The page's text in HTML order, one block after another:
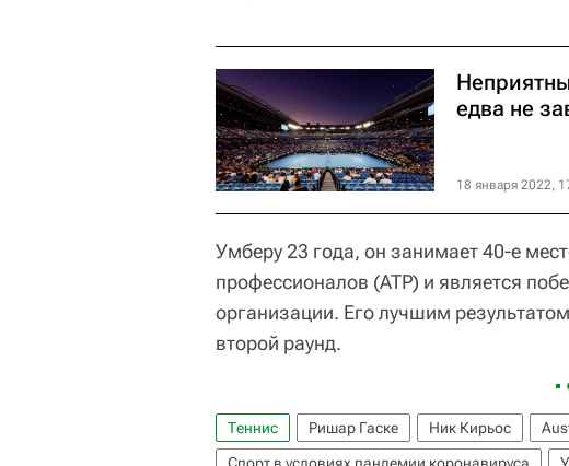
едва не
18 января 2022,
Умберу 23 года, он занимает 40-е
профессионалов (ATP) и является
организации. Его лучшим
второй раунд.
Теннис Ришар Гаске Ник Кирьос
Спорт в условиях пандемии коронавируса